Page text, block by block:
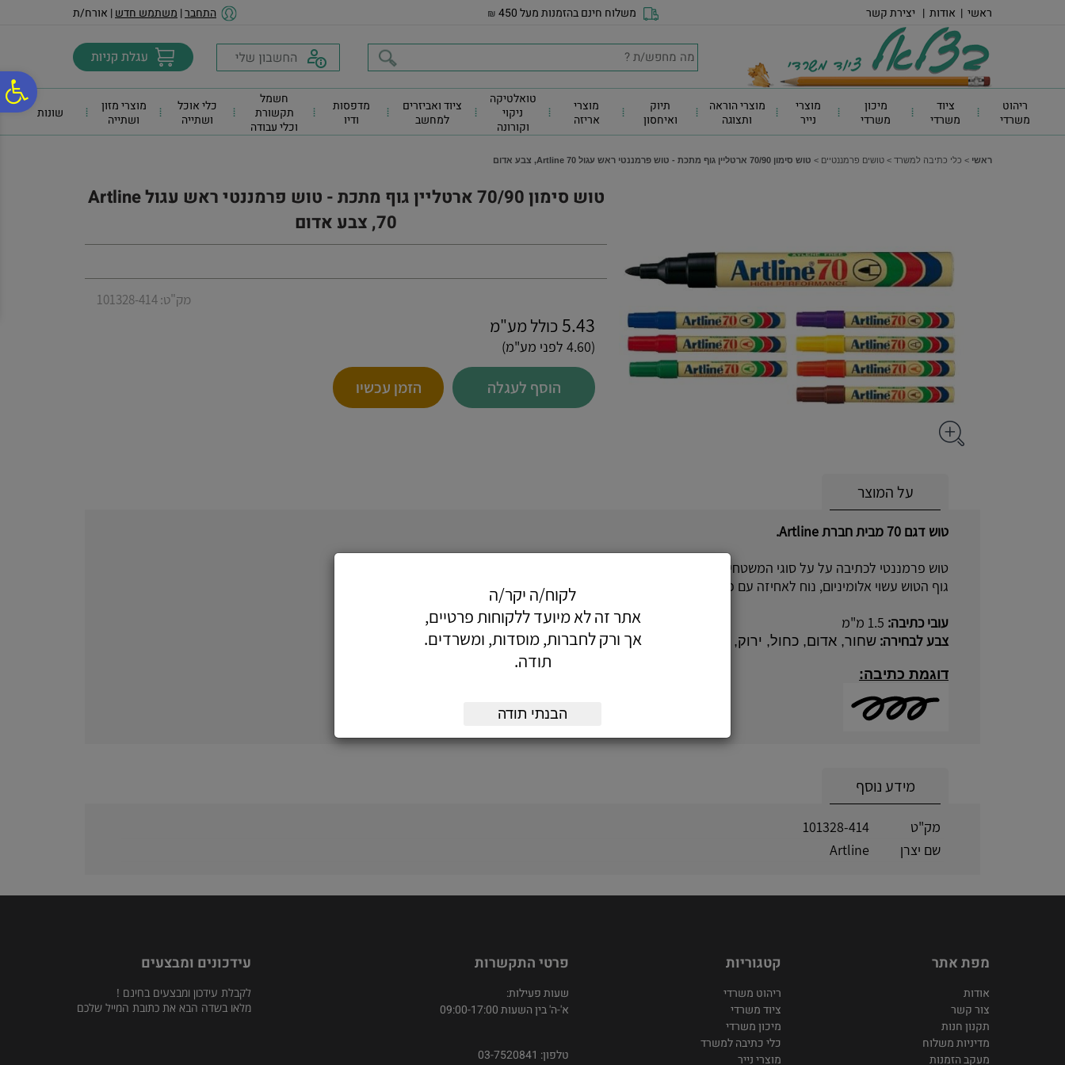
נגישות
אתר
המרכזי
ראשי | אודות | יצירת קשר משלוח חינם בהזמנות מעל 450 ₪ התחבר| משתמש חדש| אורח/ת
ריהוט
משרדי
ציוד
משרדי
מיכון
משרדי
מוצרי
נייר
מוצרי הוראה
ותצוגה
תיוק
ואיחסון
מוצרי
אריזה
טואלטיקה
ניקוי
וקורונה
ציוד ואביזרים
למחשב
מדפסות
ודיו
חשמל
תקשורת
וכלי עבודה
כלי אוכל
ושתייה
מוצרי מזון
ושתייה
שונות
ראשי > כלי כתיבה למשרד > טושים פרמננטיים > טוש סימון 70/90 ארטליין גוף מתכת - טוש פרמננטי ראש עגול Artline 70, צבע אדום
טוש סימון 70/90 ארטליין גוף מתכת - טוש פרמננטי ראש עגול Artline
70, צבע אדום
מק"ט: 101328-414
5.43 כולל מע"מ
(4.60 לפני מע"מ)
הוסף לעגלה הזמן עכשיו
על המוצר
טוש דגם 70 מבית חברת Artline.
טוש פרמננטי לכתיבה על על סוגי המשטחים, מתייבש מהר ועמיד לאורך זמן.
גוף הטוש עשוי אלומיניום, נוח לאחיזה עם פקק חזק להגנה על ראש הטוש.
עובי כתיבה: 1.5 מ"מ
צבע לבחירה: שחור, אדום, כחול, ירוק, חום, כתום, סגול, צהוב
דוגמת כתיבה:
מידע נוסף
מק"ט
101328-414
שם יצרן
Artline
מפת אתר
אודות
צור קשר
תקנון חנות
מדיניות משלוח
מעקב הזמנות
קטגוריות
ריהוט משרדי
ציוד משרדי
מיכון משרדי
כלי כתיבה למשרד
מוצרי נייר
פרטי התקשרות
שעות פעילות:
א'-ה' בין השעות 09:00-17:00
טלפון: 03-7520841
עידכונים ומבצעים
לקבלת עידכון ומבצעים בחינם !
מלאו בשדה הבא את כתובת המייל שלכם
לקוח/ה יקר/ה
אתר זה לא מיועד ללקוחות פרטיים,
אך ורק לחברות, מוסדות, ומשרדים.
תודה.
הבנתי תודה